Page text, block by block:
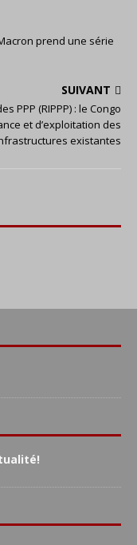
prend une série
SUIVANT
PPP (RIPPP) : le Congo
et d’exploitation des
existantes